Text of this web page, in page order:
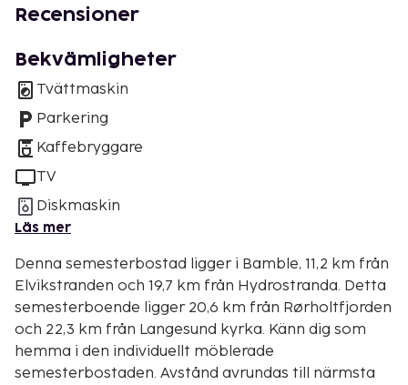
Recensioner
Bekvämligheter
Tvättmaskin
Parkering
Kaffebryggare
TV
Diskmaskin
Läs mer
Denna semesterbostad ligger i Bamble, 11,2 km från
Elvikstranden och 19,7 km från Hydrostranda. Detta
semesterboende ligger 20,6 km från Rørholtfjorden
och 22,3 km från Langesund kyrka. Känn dig som
hemma i den individuellt möblerade
semesterbostaden. Avstånd avrundas till närmsta